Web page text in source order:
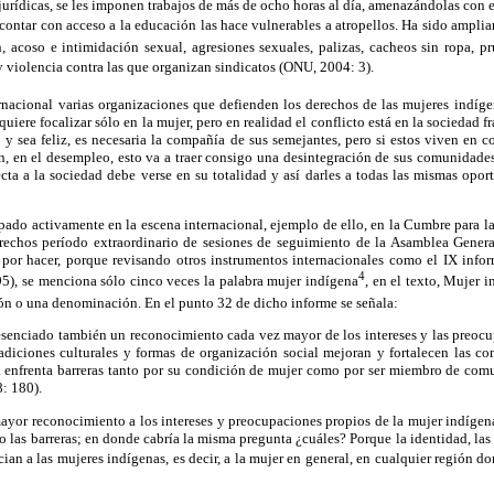
se les imponen trabajos de más de ocho horas al día, amenazándolas con
con acceso a la educación las hace vulnerables a atropellos. Ha sido
e intimidación sexual, agresiones sexuales, palizas, cacheos sin ropa,
violencia contra las que organizan sindicatos (ONU, 2004: 3).
varias organizaciones que defienden los derechos de las mujeres
focalizar sólo en la mujer, pero en realidad el conflicto está en la sociedad
sea feliz, es necesaria la compañía de sus semejantes, pero si estos viven en
en el desempleo, esto va a traer consigo una desintegración de sus
a la sociedad debe verse en su totalidad y así darles a todas las mismas
activamente en la escena internacional, ejemplo de ello, en la Cumbre para
período extraordinario de sesiones de seguimiento de la Asamblea
hacer, porque revisando otros instrumentos internacionales como el IX
se menciona sólo cinco veces la palabra mujer indígena4, en el texto, Mujer
o una denominación. En el punto 32 de dicho informe se señala:
también un reconocimiento cada vez mayor de los intereses y las
culturales y formas de organización social mejoran y fortalecen las
barreras tanto por su condición de mujer como por ser miembro de
180).
reconocimiento a los intereses y preocupaciones propios de la mujer
las barreras; en donde cabría la misma pregunta ¿cuáles? Porque la identidad,
a las mujeres indígenas, es decir, a la mujer en general, en cualquier región